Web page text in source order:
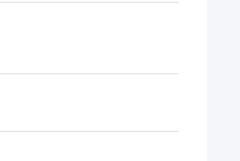
Bonjour, Charlene, nous avons reçu la
bien ! Maintenant, je veux faire un nouvel